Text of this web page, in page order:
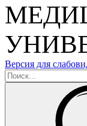
Версия для